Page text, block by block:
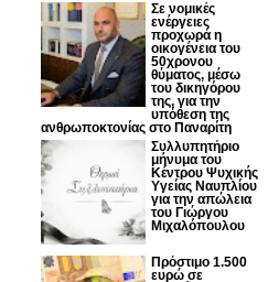
Σε νομικές
ενέργειες
προχωρά η
οικογένεια του
50χρονου
θύματος, μέσω
του δικηγόρου
της, για την
υπόθεση της
ανθρωποκτονίας στο Παναρίτη
Συλλυπητήριο
μήνυμα του
Κέντρου Ψυχικής
Υγείας Ναυπλίου
για την απώλεια
του Γιώργου
Μιχαλόπουλου
Πρόστιμο 1.500
ευρώ σε